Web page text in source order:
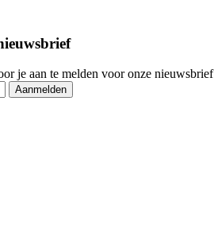
je aan te melden voor onze nieuwsbrief
Aanmelden